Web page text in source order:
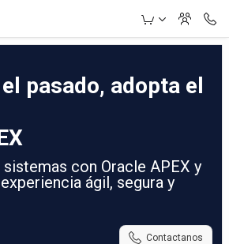
pasado, adopta el
con Oracle APEX y
ágil, segura y
Contactanos